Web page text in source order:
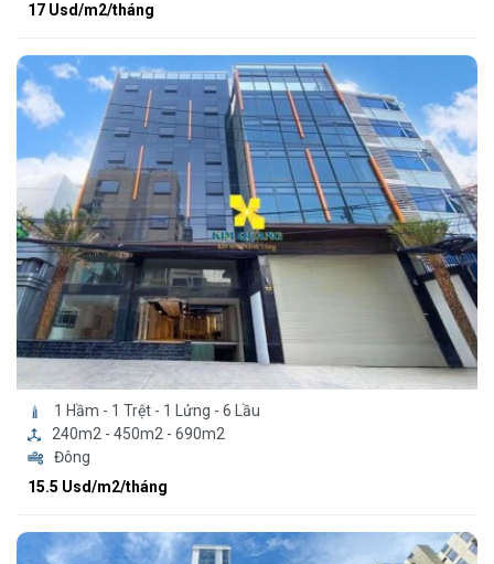
17 Usd/m2/tháng
1 Hầm - 1 Trệt - 1 Lửng - 6 Lầu
240m2 - 450m2 - 690m2
Đông
15.5 Usd/m2/tháng